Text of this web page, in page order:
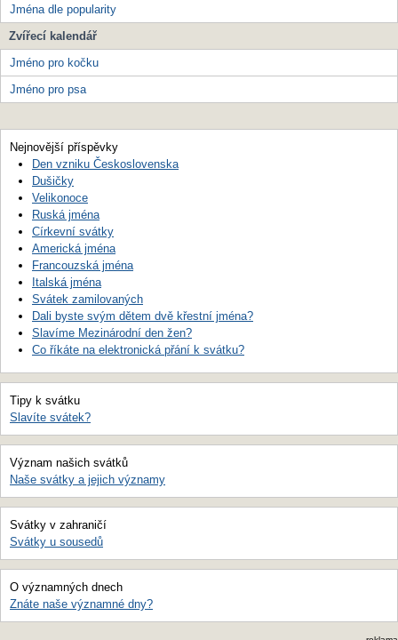
Jména dle popularity
Zvířecí kalendář
Jméno pro kočku
Jméno pro psa
Nejnovější příspěvky
Den vzniku Československa
Dušičky
Velikonoce
Ruská jména
Církevní svátky
Americká jména
Francouzská jména
Italská jména
Svátek zamilovaných
Dali byste svým dětem dvě křestní jména?
Slavíme Mezinárodní den žen?
Co říkáte na elektronická přání k svátku?
Tipy k svátku
Slavíte svátek?
Význam našich svátků
Naše svátky a jejich významy
Svátky v zahraničí
Svátky u sousedů
O významných dnech
Znáte naše významné dny?